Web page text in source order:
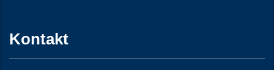
Kontakt